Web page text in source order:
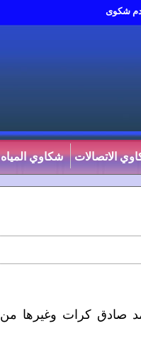
شكوى
الاتصالات شكاوي المياه
صادق كرات وغيرها من